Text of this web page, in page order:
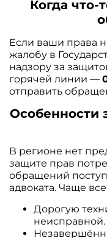
Когда что-
Если ваши права
жалобу в
надзору за
горячей линии —
отправить
Особенности
В регионе нет
защите прав
обращений
адвоката. Чаще
Дорогую
неисправной.